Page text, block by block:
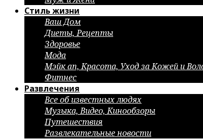
Стиль жизни
Ваш Дом
Диеты, Рецепты
Здоровье
Мода
Мэйк ап, Красота, Уход за Кожей и
Фитнес
Развлечения
Все об известных людях
Музыка, Видео, Кинообзоры
Путешествия
Развлекательные новости